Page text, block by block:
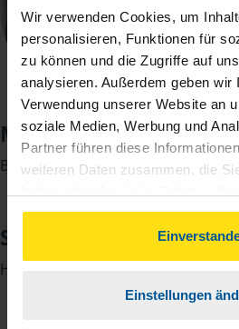
Wir verwenden Cookies, um
personalisieren, Funktionen für
zu können und die Zugriffe auf
analysieren. Außerdem geben wir
Verwendung unserer Website an
soziale Medien, Werbung und
Partner führen diese
weiteren Daten zusammen, die
gesammelt haben. Indem Sie auf
können Sie der Verwendung von
unserer
Einstellungen
Marela Matanovic
Beraterin
Simone Christiane
Helferin